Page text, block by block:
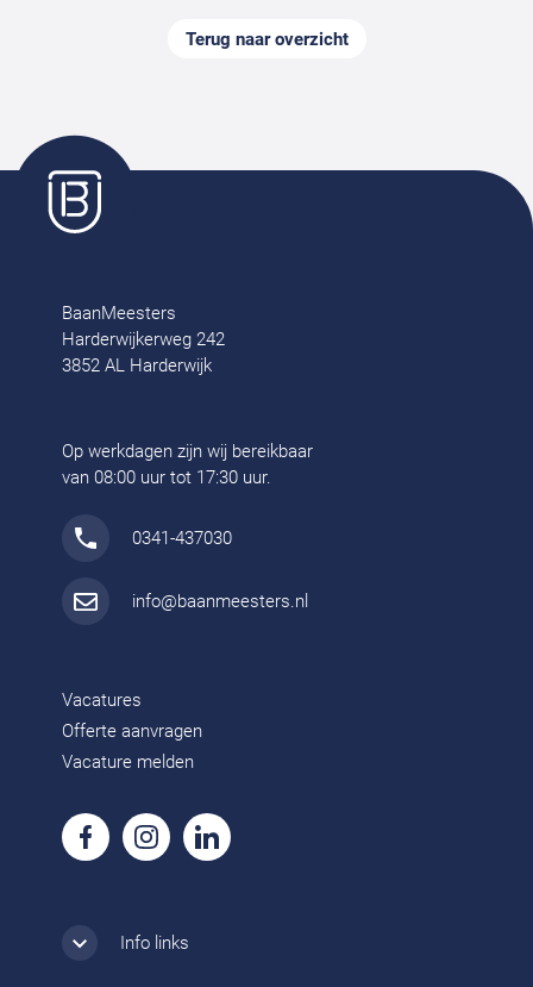
Terug naar overzicht
BaanMeesters
Harderwijkerweg 242
3852 AL Harderwijk
Op werkdagen zijn wij bereikbaar
van 08:00 uur tot 17:30 uur.
0341-437030
info@baanmeesters.nl
Vacatures
Offerte aanvragen
Vacature melden
Info links